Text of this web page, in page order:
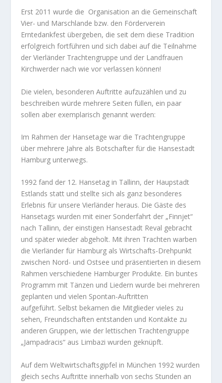
Erst 2011 wurde die Organisation an die Gemeinschaft
Vier- und Marschlande bzw. den Förderverein
Erntedankfest übergeben, die seit dem diese Tradition
erfolgreich fortführen und sich dabei auf die Teilnahme
der Vierländer Trachtengruppe und der Landfrauen
Kirchwerder nach wie vor verlassen können!
Die vielen, besonderen Auftritte aufzuzählen und zu
beschreiben würde mehrere Seiten füllen, ein paar
sollen aber exemplarisch genannt werden:
Im Rahmen der Hansetage war die Trachtengruppe
über mehrere Jahre als Botschafter für die Hansestadt
Hamburg unterwegs.
1992 fand der 12. Hansetag in Tallinn, der Haupstadt
Estlands statt und stellte sich als ganz besonderes
Erlebnis für unsere Vierländer heraus. Die Gäste des
Hansetags wurden mit einer Sonderfahrt der „Finnjet“
nach Tallinn, der einstigen Hansestadt Reval gebracht
und später wieder abgeholt. Mit ihren Trachten warben
die Vierländer für Hamburg als Wirtschafts-Drehpunkt
zwischen Nord- und Ostsee und präsentierten in diesem
Rahmen verschiedene Hamburger Produkte. Ein buntes
Programm mit Tänzen und Liedern wurde bei mehreren
geplanten und vielen Spontan-Auftritten
aufgeführt. Selbst bekamen die Mitglieder vieles zu
sehen, Freundschaften entstanden und Kontakte zu
anderen Gruppen, wie der lettischen Trachtengruppe
„Jampadracis“ aus Limbazi wurden geknüpft.
Auf dem Weltwirtschaftsgipfel in München 1992 wurden
gleich sechs Auftritte innerhalb von sechs Stunden an